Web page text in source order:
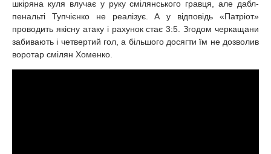
шкіряна куля влучає у руку смілянського гравця, але дабл-
пенальті Тупчієнко не реалізує. А у відповідь «Патріот»
проводить якісну атаку і рахунок стає 3:5. Згодом черкащани
забивають і четвертий гол, а більшого досягти їм не дозволив
воротар смілян Хоменко.